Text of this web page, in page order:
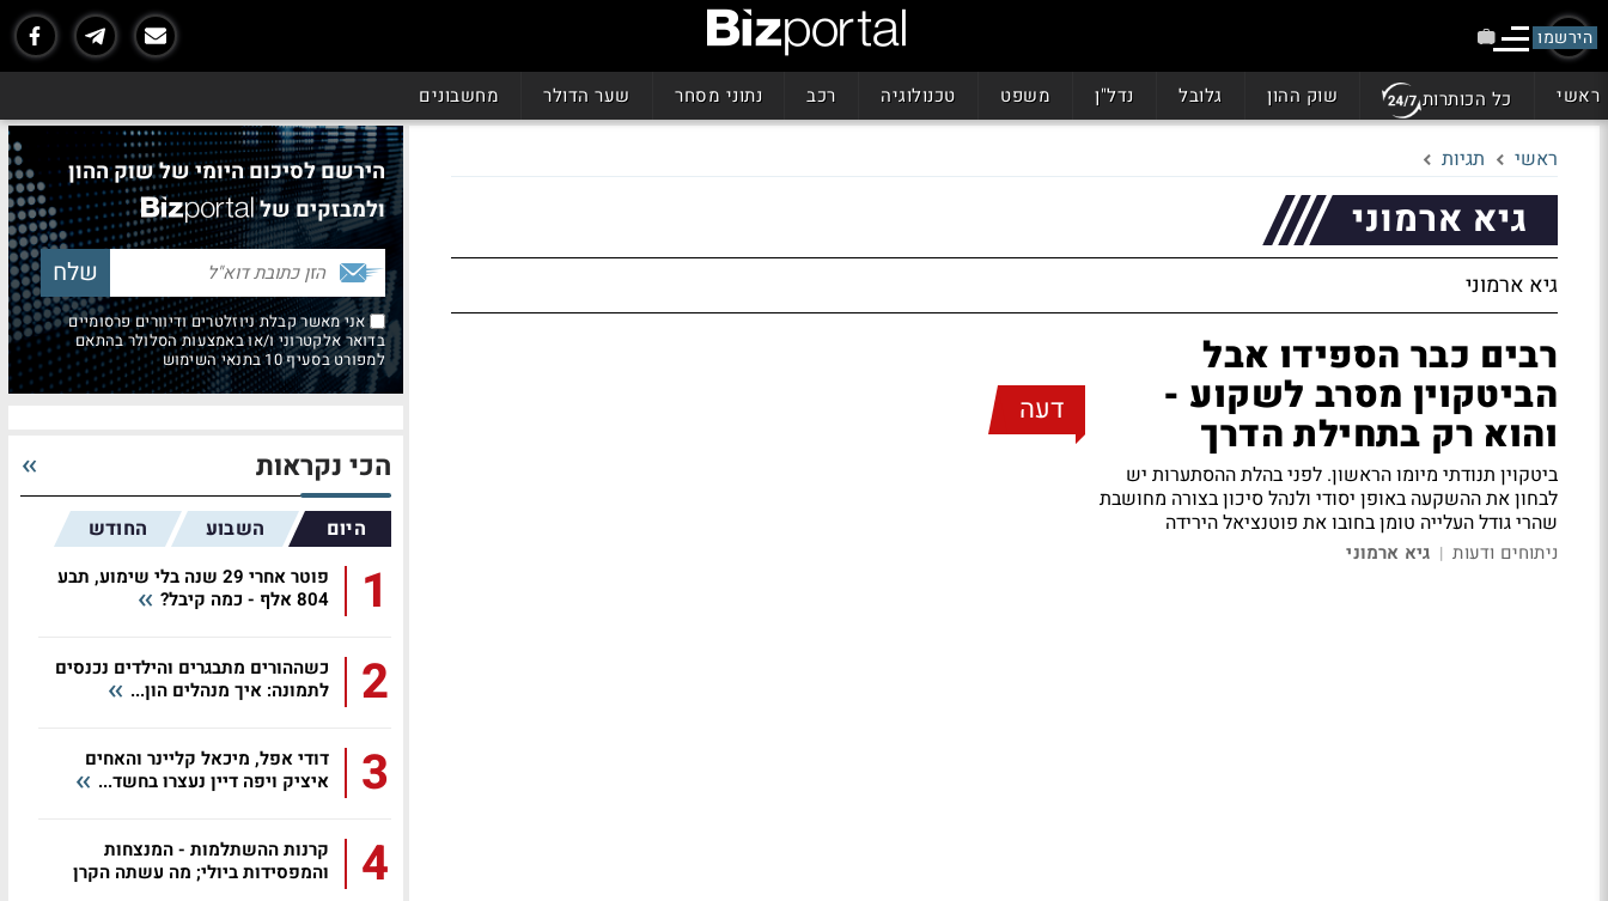
הירשמו
ראשי כל הכותרות שוק ההון גלובל נדל"ן משפט טכנולוגיה רכב נתוני מסחר שער הדולר מחשבונים
ראשי תגיות
גיא ארמוני
גיא ארמוני
רבים כבר הספידו אבל
הביטקוין מסרב לשקוע -
והוא רק בתחילת הדרך
ביטקוין תנודתי מיומו הראשון. לפני בהלת ההסתערות יש
לבחון את ההשקעה באופן יסודי ולנהל סיכון בצורה מחושבת
שהרי גודל העלייה טומן בחובו את פוטנציאל הירידה
ניתוחים ודעות | גיא ארמוני
דעה
הירשם לסיכום היומי של שוק ההון
ולמבזקים של
אני מאשר קבלת ניוזלטרים ודיוורים פרסומיים
בדואר אלקטרוני ו/או באמצעות הסלולר בהתאם
למפורט בסעיף 10 בתנאי השימוש
הכי נקראות
היום השבוע החודש
1
פוטר אחרי 29 שנה בלי שימוע, תבע
804 אלף - כמה קיבל?
2
כשההורים מתבגרים והילדים נכנסים
לתמונה: איך מנהלים הון...
3
דודי אפל, מיכאל קליינר והאחים
איציק ויפה דיין נעצרו בחשד...
4
קרנות ההשתלמות - המנצחות
והמפסידות ביולי; מה עשתה הקרן